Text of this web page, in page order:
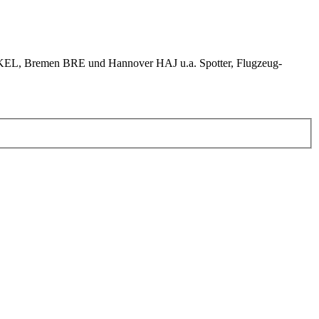
Bremen BRE und Hannover HAJ u.a. Spotter, Flugzeug-